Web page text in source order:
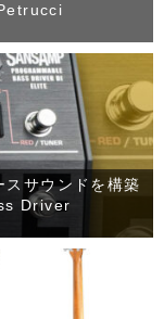
サウンドを構築
Driver